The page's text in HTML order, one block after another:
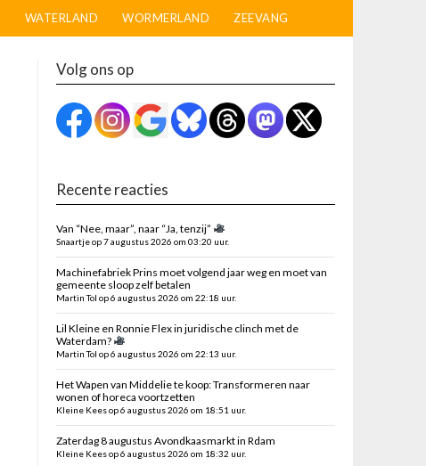
WATERLAND WORMERLAND ZEEVANG
Volg ons op
Recente reacties
Van “Nee, maar”, naar “Ja, tenzij”
Snaartje op 7 augustus 2026 om 03:20 uur.
Machinefabriek Prins moet volgend jaar weg en moet van
gemeente sloop zelf betalen
Martin Tol op 6 augustus 2026 om 22:18 uur.
Lil Kleine en Ronnie Flex in juridische clinch met de
Waterdam?
Martin Tol op 6 augustus 2026 om 22:13 uur.
Het Wapen van Middelie te koop: Transformeren naar
wonen of horeca voortzetten
Kleine Kees op 6 augustus 2026 om 18:51 uur.
Zaterdag 8 augustus Avondkaasmarkt in Rdam
Kleine Kees op 6 augustus 2026 om 18:32 uur.